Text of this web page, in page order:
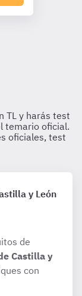
y León
de
Castilla y
con